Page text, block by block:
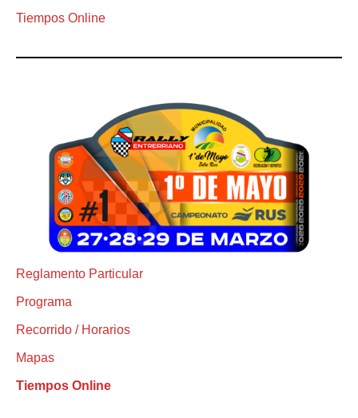
Tiempos Online
Reglamento Particular
Programa
Recorrido / Horarios
Mapas
Tiempos Online